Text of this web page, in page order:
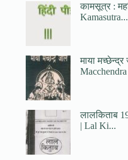
कामसूत्र :
Kamasutra...
माया
Macchendra
लालकिताब
| Lal Ki...